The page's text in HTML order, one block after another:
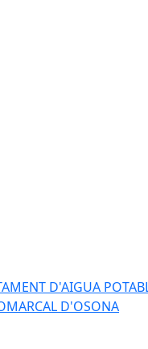
D'AIGUA
D'OSONA